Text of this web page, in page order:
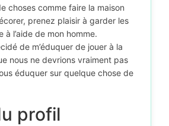
choses comme faire la maison
prenez plaisir à garder les
à l’aide de mon homme.
de m’éduquer de jouer à la
nous ne devrions vraiment pas
éduquer sur quelque chose de
profil